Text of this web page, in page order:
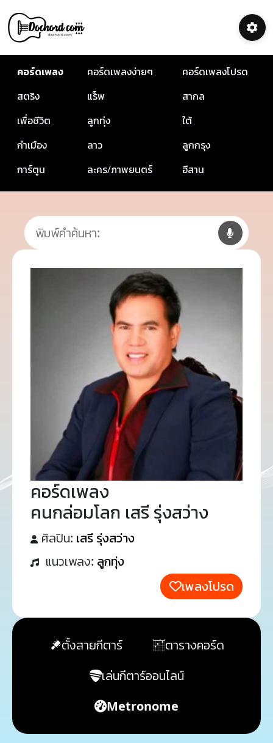
คอร์ดเพลง คอร์ดเพลงง่ายๆ
คอร์ดเพลงโปรด
สตริง
แร็พ
สากล
เพื่อชีวิต
ลูกทุ่ง
ใต้
กำเมือง
ลาว
ลูกกรุง
การ์ตูน
ละคร/ภาพยนตร์ อีสาน
คอร์ดเพลง
คนกล่อมโลก เสรี รุ่งสว่าง
ศิลปิน: เสรี รุ่งสว่าง
แนวเพลง: ลูกทุ่ง
เพลงโปรด
ตั้งสายกีตาร์
ตารางคอร์ด
เล่นกีตาร์ออนไลน์
Metronome